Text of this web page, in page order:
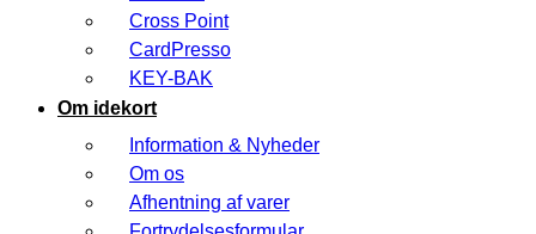
Cross Point
CardPresso
KEY-BAK
Om idekort
Information & Nyheder
Om os
Afhentning af varer